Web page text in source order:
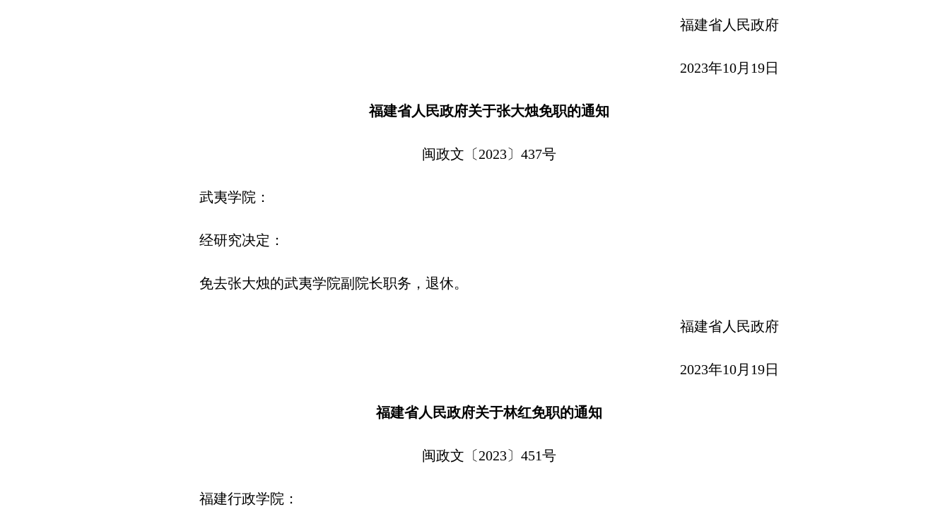
福建省人民政府
2023年10月19日
福建省人民政府关于张大烛免职的通知
闽政文〔2023〕437号
武夷学院：
经研究决定：
免去张大烛的武夷学院副院长职务，退休。
福建省人民政府
2023年10月19日
福建省人民政府关于林红免职的通知
闽政文〔2023〕451号
福建行政学院：